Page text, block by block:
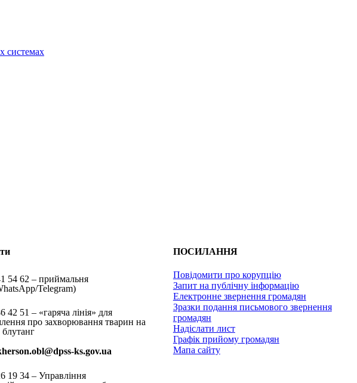
системах
54 62 – приймальня
Telegram)
42 51 – «гаряча лінія» для
про захворювання тварин на
ks.gov.ua
19 34 – Управління
ПОСИЛАННЯ
Повідомити про корупцію
Запит на публічну інформацію
Електронне звернення громадян
Зразки подання письмового звернення
громадян
Надіслати лист
Графік прийому громадян
Мапа сайту